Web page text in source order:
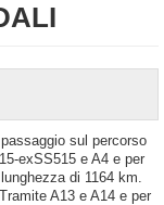
sul percorso
exSS515 e A4 e per
di 1164 km.
A13 e A14 e per